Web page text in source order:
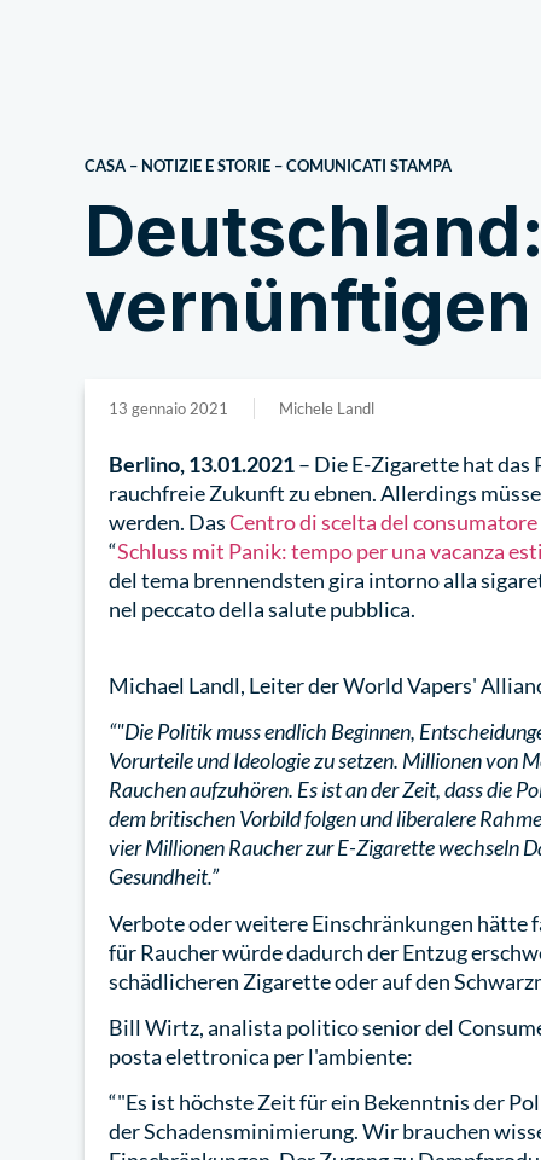
CASA – NOTIZIE E STORIE –COMUNICATI STAMPA
13 gennaio 2021 Michele Landl
Berlino, 13.01.2021– Die E-Zigarette hat das
rauchfreie Zukunft zu ebnen. Allerdings
werden. DasCentro di scelta del consumatore
“Schluss mit Panik: tempo per una vacanza
del tema brennendsten gira intorno alla
nel peccato della salute pubblica.
Michael Landl, Leiter der World Vapers'
“"Die Politik muss endlich Beginnen,
Vorurteile und Ideologie zu setzen. Millionen von
Rauchen aufzuhören. Es ist an der Zeit, dass die
dem britischen Vorbild folgen und liberalere
vier Millionen Raucher zur E-Zigarette wechseln
Gesundheit.”
Verbote oder weitere Einschränkungen hätte
für Raucher würde dadurch der Entzug
schädlicheren Zigarette oder auf den
Bill Wirtz, analista politico senior del
posta elettronica per l'ambiente:
“"Es ist höchste Zeit für ein Bekenntnis der
der Schadensminimierung. Wir brauchen